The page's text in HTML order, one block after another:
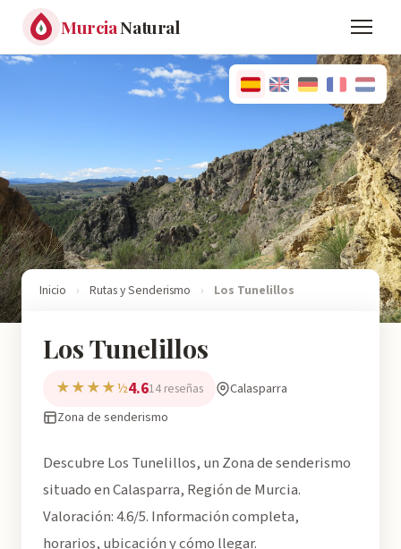
MurciaNatural
Inicio › Rutas y Senderismo › Los Tunelillos
Los Tunelillos
★★★★½4.614 reseñas
Calasparra
Zona de senderismo
Descubre Los Tunelillos, un Zona de senderismo
situado en Calasparra, Región de Murcia.
Valoración: 4.6/5. Información completa,
horarios, ubicación y cómo llegar.